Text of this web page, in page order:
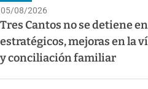
05/08/2026
Tres Cantos no se detiene
estratégicos, mejoras en la
y conciliación familiar